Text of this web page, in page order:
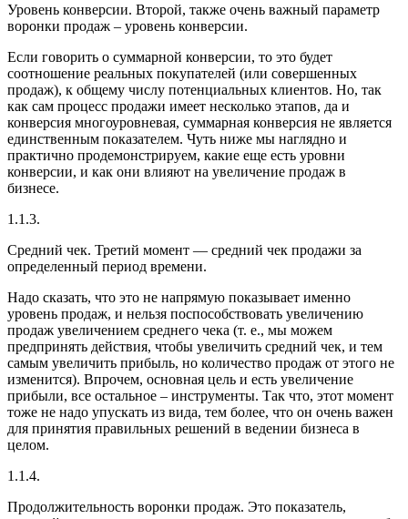
Уровень конверсии. Второй, также очень важный параметр
воронки продаж – уровень конверсии.
Если говорить о суммарной конверсии, то это будет
соотношение реальных покупателей (или совершенных
продаж), к общему числу потенциальных клиентов. Но, так
как сам процесс продажи имеет несколько этапов, да и
конверсия многоуровневая, суммарная конверсия не является
единственным показателем. Чуть ниже мы наглядно и
практично продемонстрируем, какие еще есть уровни
конверсии, и как они влияют на увеличение продаж в
бизнесе.
1.1.3.
Средний чек. Третий момент — средний чек продажи за
определенный период времени.
Надо сказать, что это не напрямую показывает именно
уровень продаж, и нельзя поспособствовать увеличению
продаж увеличением среднего чека (т. е., мы можем
предпринять действия, чтобы увеличить средний чек, и тем
самым увеличить прибыль, но количество продаж от этого не
изменится). Впрочем, основная цель и есть увеличение
прибыли, все остальное – инструменты. Так что, этот момент
тоже не надо упускать из вида, тем более, что он очень важен
для принятия правильных решений в ведении бизнеса в
целом.
1.1.4.
Продолжительность воронки продаж. Это показатель,